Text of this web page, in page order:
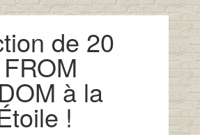
de 20
à la
!